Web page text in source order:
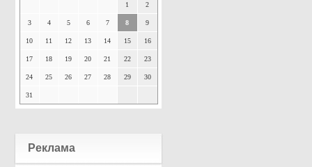
1 2
3 4 5 6 7 8 9
10 11 12 13 14 15 16
17 18 19 20 21 22 23
24 25 26 27 28 29 30
31
Реклама